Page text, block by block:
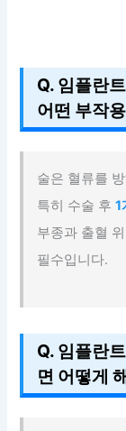
Q. 임플란
어떤 부작
술은 혈류를
특히 수술 후1
부종과 출혈
필수입니다.
Q. 임플란
면 어떻게